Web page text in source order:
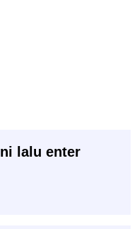
lalu enter